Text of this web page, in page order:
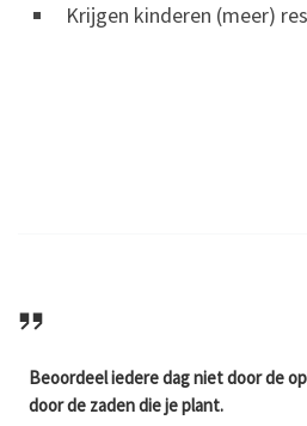
Krijgen kinderen (meer)
Beoordeel iedere dag niet door de
door de zaden die je plant.